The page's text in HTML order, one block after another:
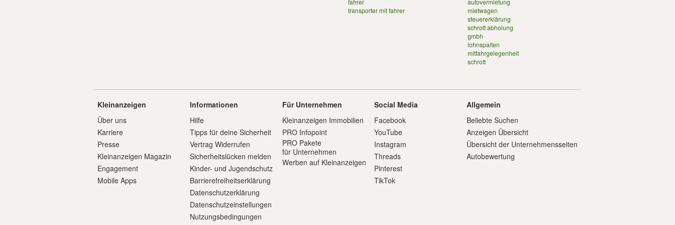
fahrer
transporter mit fahrer
autovermietung
mietwagen
steuererklärung
schrott abholung
gmbh
lohnspalten
mitfahrgelegenheit
schrott
Kleinanzeigen
Über uns
Karriere
Presse
Kleinanzeigen Magazin
Engagement
Mobile Apps
Informationen
Hilfe
Tipps für deine Sicherheit
Vertrag Widerrufen
Sicherheitslücken melden
Kinder- und Jugendschutz
Barrierefreiheitserklärung
Datenschutzerklärung
Datenschutzeinstellungen
Nutzungsbedingungen
Für Unternehmen
Kleinanzeigen Immobilien
PRO Infopoint
PRO Pakete
für Unternehmen
Werben auf Kleinanzeigen
Social Media
Facebook
YouTube
Instagram
Threads
Pinterest
TikTok
Allgemein
Beliebte Suchen
Anzeigen Übersicht
Übersicht der Unternehmensseiten
Autobewertung